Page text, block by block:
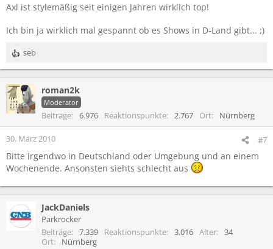
Axl ist stylemäßig seit einigen Jahren wirklich top!
Ich bin ja wirklich mal gespannt ob es Shows in D-Land gibt... ;)
R
e
k
t
i
n
e
n
:
seb
roman2k
Moderator
Beiträge 6.976 Reaktionspunkte 2.767 Ort Nürnberg
30. März 2010 #7
Bitte irgendwo in Deutschland oder Umgebung und an einem
Wochenende. Ansonsten siehts schlecht aus
JackDaniels
Parkrocker
Beiträge
7.339 Reaktionspunkte 3.016 Alter
34
Ort
Nürnberg